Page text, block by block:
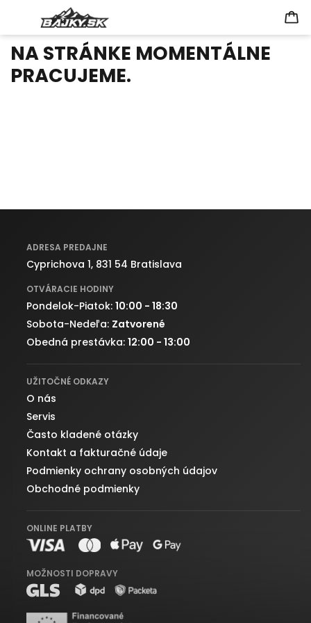
NA STRÁNKE MOMENTÁLNE
PRACUJEME.
ADRESA PREDAJNE
Cyprichova 1, 831 54 Bratislava
OTVÁRACIE HODINY
Pondelok-Piatok: 10:00 - 18:30
Sobota-Nedeľa: Zatvorené
Obedná prestávka: 12:00 - 13:00
UŽITOČNÉ ODKAZY
O nás
Servis
Často kladené otázky
Kontakt a fakturačné údaje
Podmienky ochrany osobných údajov
Obchodné podmienky
ONLINE PLATBY
MOŽNOSTI DOPRAVY